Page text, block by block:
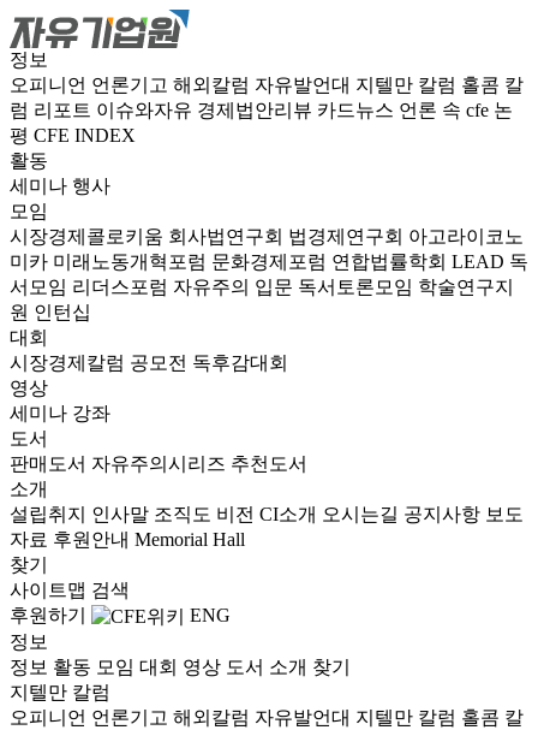
정보
오피니언 언론기고 해외칼럼 자유발언대 지텔만 칼럼 홀콤 칼
럼 리포트 이슈와자유 경제법안리뷰 카드뉴스 언론 속 cfe 논
평 CFE INDEX
활동
세미나 행사
모임
시장경제콜로키움 회사법연구회 법경제연구회 아고라이코노
미카 미래노동개혁포럼 문화경제포럼 연합법률학회 LEAD 독
서모임 리더스포럼 자유주의 입문 독서토론모임 학술연구지
원 인턴십
대회
시장경제칼럼 공모전 독후감대회
영상
세미나 강좌
도서
판매도서 자유주의시리즈 추천도서
소개
설립취지 인사말 조직도 비전 CI소개 오시는길 공지사항 보도
자료 후원안내 Memorial Hall
찾기
사이트맵 검색
후원하기
ENG
정보
정보 활동 모임 대회 영상 도서 소개 찾기
지텔만 칼럼
오피니언 언론기고 해외칼럼 자유발언대 지텔만 칼럼 홀콤 칼